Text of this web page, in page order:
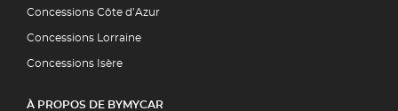
Concessions Côte d’Azur
Concessions Lorraine
Concessions Isère
À PROPOS DE BYMYCAR